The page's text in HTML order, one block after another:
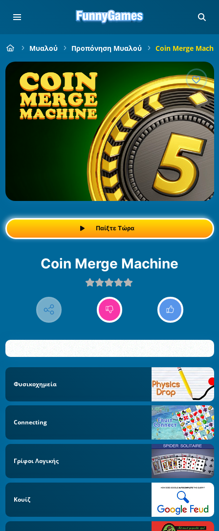
Μυαλού Προπόνηση Μυαλού Coin Merge
Παίξτε Τώρα
Coin Merge Machine
Φυσικοχημεία
Connecting
Γρίφοι Λογικής
Κουίζ